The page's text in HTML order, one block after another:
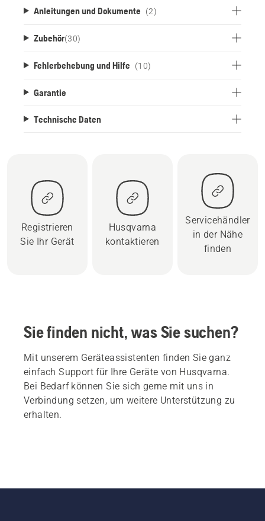
Anleitungen und Dokumente (2)
Zubehör(30)
Fehlerbehebung und Hilfe (10)
Garantie
Technische Daten
Registrieren
Sie Ihr Gerät
Husqvarna
kontaktieren
Servicehändler
in der Nähe
finden
Sie finden nicht, was Sie suchen?
Mit unserem Geräteassistenten finden Sie ganz
einfach Support für Ihre Geräte von Husqvarna.
Bei Bedarf können Sie sich gerne mit uns in
Verbindung setzen, um weitere Unterstützung zu
erhalten.